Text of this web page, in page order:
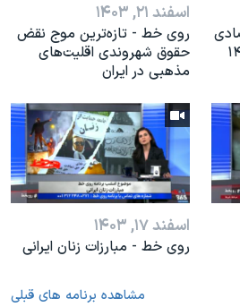
۱۴۰۴
اسفند ۲۱, ۱۴۰۳
روی خط - تازه‌ترین موج نقض
حقوق شهروندی اقلیت‌های
مذهبی در ایران
اسفند ۱۷, ۱۴۰۳
روی خط - مبارزات زنان ایرانی
مشاهده برنامه های قبلی